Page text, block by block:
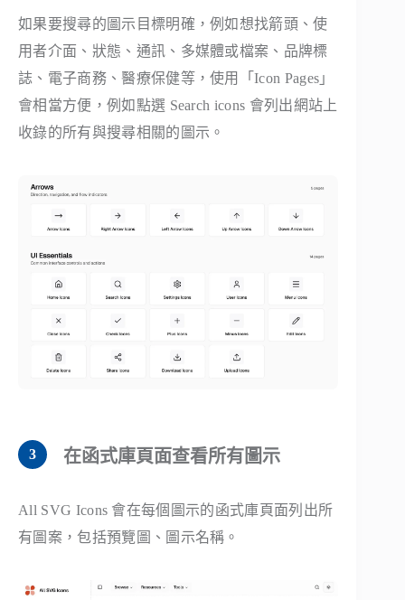
如果要搜尋的圖示目標明確，例如想找箭頭、使
用者介面、狀態、通訊、多媒體或檔案、品牌標
誌、電子商務、醫療保健等，使用「Icon Pages」
會相當方便，例如點選 Search icons 會列出網站上
收錄的所有與搜尋相關的圖示。
在函式庫頁面查看所有圖示
All SVG Icons 會在每個圖示的函式庫頁面列出所
有圖案，包括預覽圖、圖示名稱。